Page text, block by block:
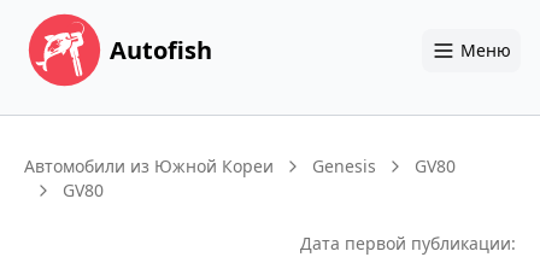
Autofish Меню
Автомобили из Южной Кореи Genesis
GV80
GV80
Дата первой публикации: